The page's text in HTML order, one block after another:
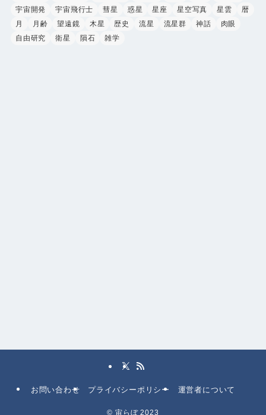
宇宙開発
宇宙飛行士 彗星 惑星 星座 星空写真 星雲
暦
月
月齢 望遠鏡 木星 歴史 流星 流星群 神話
肉眼
自由研究
衛星 隕石 雑学
お問い合わせ プライバシーポリシー 運営者について
© 宙らぼ 2023